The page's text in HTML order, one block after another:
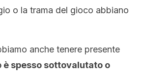
o la trama del gioco abbiano
anche tenere presente
è spesso sottovalutato o